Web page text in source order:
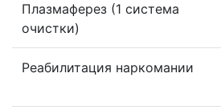
Плазмаферез (1 система
очистки)
Реабилитация наркомании